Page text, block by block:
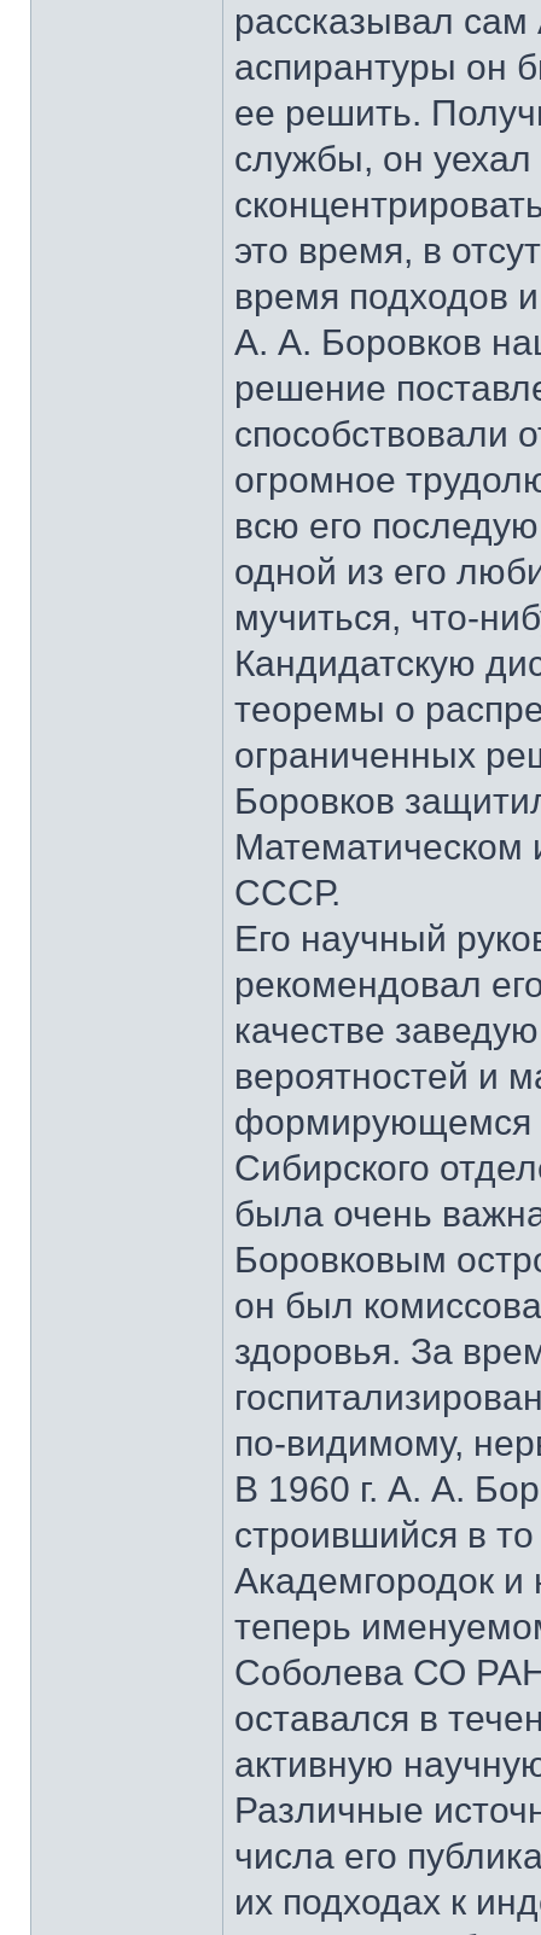
рассказывал сам
аспирантуры он
ее решить.
службы, он
это время, в
время подходов
А. А. Боровков
решение
способствовали
огромное
всю его
одной из его
мучиться, что-
Кандидатскую
теоремы о
ограниченных
Боровков
Математическом
СССР.
Его научный
рекомендовал
качестве
вероятностей и
формирующемся
Сибирского
была очень
Боровковым
он был
здоровья. За
по-видимому,
В 1960 г. А. А.
строившийся в
Академгородок и
теперь
Соболева СО
оставался в
активную
Различные
числа его
их подходах к